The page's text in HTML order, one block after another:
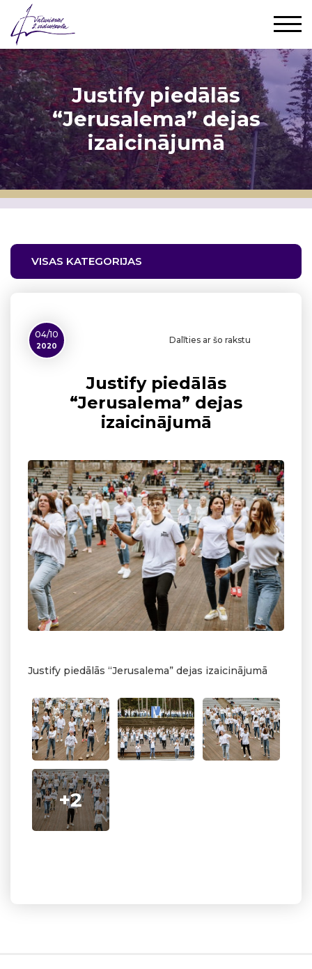
Justify piedālās
“Jerusalema” dejas
izaicinājumā
VISAS KATEGORIJAS
04/10
2020
Dalīties ar šo rakstu
Justify piedālās
“Jerusalema” dejas
izaicinājumā
Justify piedālās “Jerusalema” dejas izaicinājumā
+2